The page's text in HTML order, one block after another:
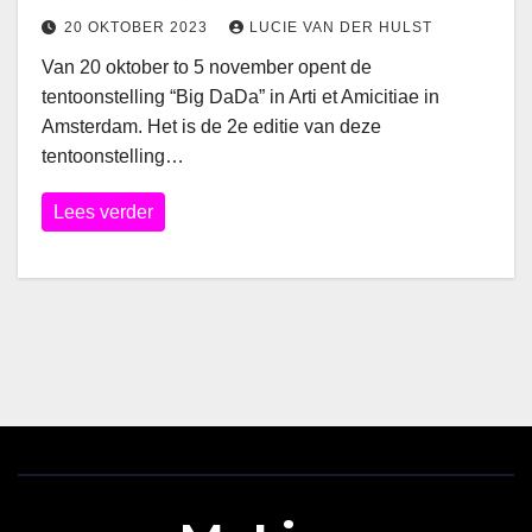
20 OKTOBER 2023 LUCIE VAN DER HULST
Van 20 oktober to 5 november opent de
tentoonstelling “Big DaDa” in Arti et Amicitiae in
Amsterdam. Het is de 2e editie van deze
tentoonstelling…
Lees verder